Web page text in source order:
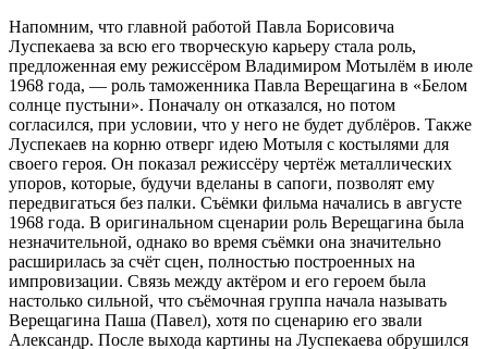
Напомним, что главной работой Павла Борисовича
Луспекаева за всю его творческую карьеру стала роль,
предложенная ему режиссёром Владимиром Мотылём в июле
1968 года, — роль таможенника Павла Верещагина в «Белом
солнце пустыни». Поначалу он отказался, но потом
согласился, при условии, что у него не будет дублёров. Также
Луспекаев на корню отверг идею Мотыля с костылями для
своего героя. Он показал режиссёру чертёж металлических
упоров, которые, будучи вделаны в сапоги, позволят ему
передвигаться без палки. Съёмки фильма начались в августе
1968 года. В оригинальном сценарии роль Верещагина была
незначительной, однако во время съёмки она значительно
расширилась за счёт сцен, полностью построенных на
импровизации. Связь между актёром и его героем была
настолько сильной, что съёмочная группа начала называть
Верещагина Паша (Павел), хотя по сценарию его звали
Александр. После выхода картины на Луспекаева обрушился